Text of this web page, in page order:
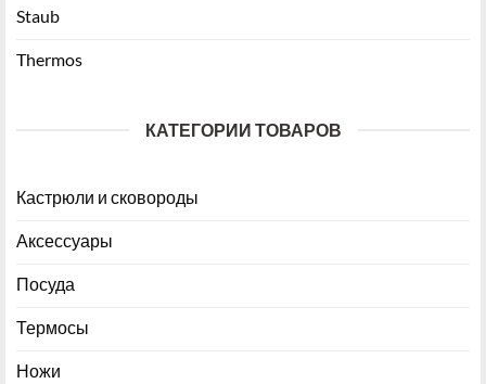
Staub
Thermos
КАТЕГОРИИ ТОВАРОВ
Кастрюли и сковороды
Аксессуары
Посуда
Термосы
Ножи